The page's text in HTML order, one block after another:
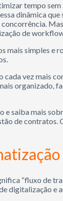
tempo
dinâmica
de
mais simples e
cada vez mais
organizado,
e saiba mais
de contratos.
“fluxo de
digitalização e